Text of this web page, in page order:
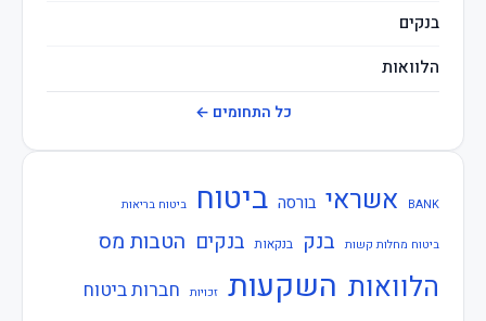
בנקים
הלוואות
חוזרי בנק ישראל
חוזרי המפקח על הביטוח
חוזרי המפקח על הבנקים
חוזרי הפיקוח על הבנקים
כל התחומים ←
BANK אשראי בורסה ביטוח ביטוח בריאות
ביטוח מחלות קשות בנק בנקאות בנקים הטבות מס
הלוואות השקעות זכויות חברות ביטוח